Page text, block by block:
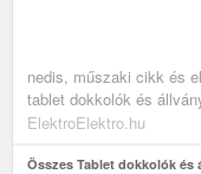
nedis, műszaki cikk és
tablet dokkolók és
ElektroElektro.hu
Összes Tablet dokkolók és